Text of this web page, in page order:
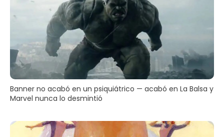
Banner no acabó en un psiquiátrico — acabó en La Balsa y
Marvel nunca lo desmintió